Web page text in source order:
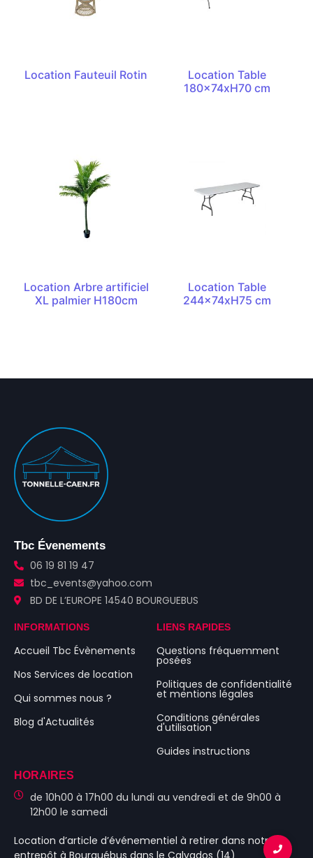
Location Fauteuil Rotin
Location Table
180x74xH70 cm
Location Arbre artificiel
XL palmier H180cm
Location Table
244x74xH75 cm
Tbc Évenements
06 19 81 19 47
tbc_events@yahoo.com
BD DE L’EUROPE 14540 BOURGUEBUS
INFORMATIONS
Accueil Tbc Évènements
Nos Services de location
Qui sommes nous ?
Blog d'Actualités
LIENS RAPIDES
Questions fréquemment
posées
Politiques de confidentialité
et mentions légales
Conditions générales
d'utilisation
Guides instructions
HORAIRES
de 10h00 à 17h00 du lundi au vendredi et de 9h00 à
12h00 le samedi
Location d’article d’événementiel à retirer dans notre
entrepôt à Bourguébus dans le Calvados (14)